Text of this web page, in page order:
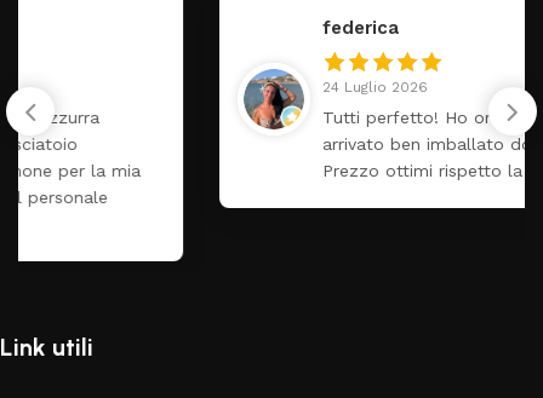
Tutti perfetto! Ho ordinato un lettino che é
arrivato ben imballato dopo pochi giorni.
Prezzo ottimi rispetto la concorrenza
Link utili